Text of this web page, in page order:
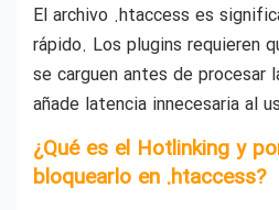
El archivo .htaccess es
rápido. Los plugins requieren
se carguen antes de procesar
añade latencia innecesaria al
¿Qué es el Hotlinking y
bloquearlo en .htaccess?